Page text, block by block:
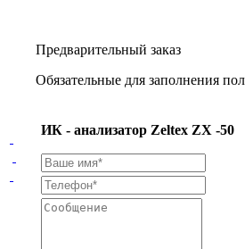
Предварительный заказ
Обязательные для заполнения
ИК - анализатор Zeltex ZX -50